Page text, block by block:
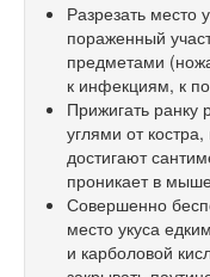
Разрезать место
пораженный
предметами
к инфекциям, к
Прижигать
углями от
достигают
проникает в
Совершенно
место укуса
и карболовой